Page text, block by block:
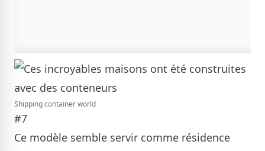
Shipping container world
#7
Ce modèle semble servir comme résidence